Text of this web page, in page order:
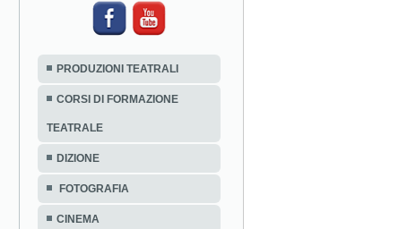
PRODUZIONI TEATRALI
CORSI DI FORMAZIONE
TEATRALE
DIZIONE
FOTOGRAFIA
CINEMA